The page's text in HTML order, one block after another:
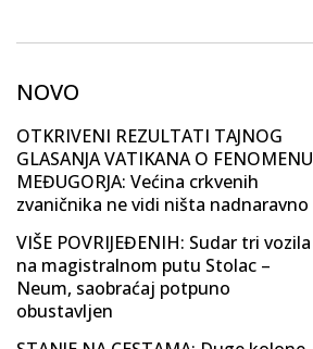
NOVO
OTKRIVENI REZULTATI TAJNOG
GLASANJA VATIKANA O FENOMENU
MEĐUGORJA: Većina crkvenih
zvaničnika ne vidi ništa nadnaravno
VIŠE POVRIJEĐENIH: Sudar tri vozila
na magistralnom putu Stolac –
Neum, saobraćaj potpuno
obustavljen